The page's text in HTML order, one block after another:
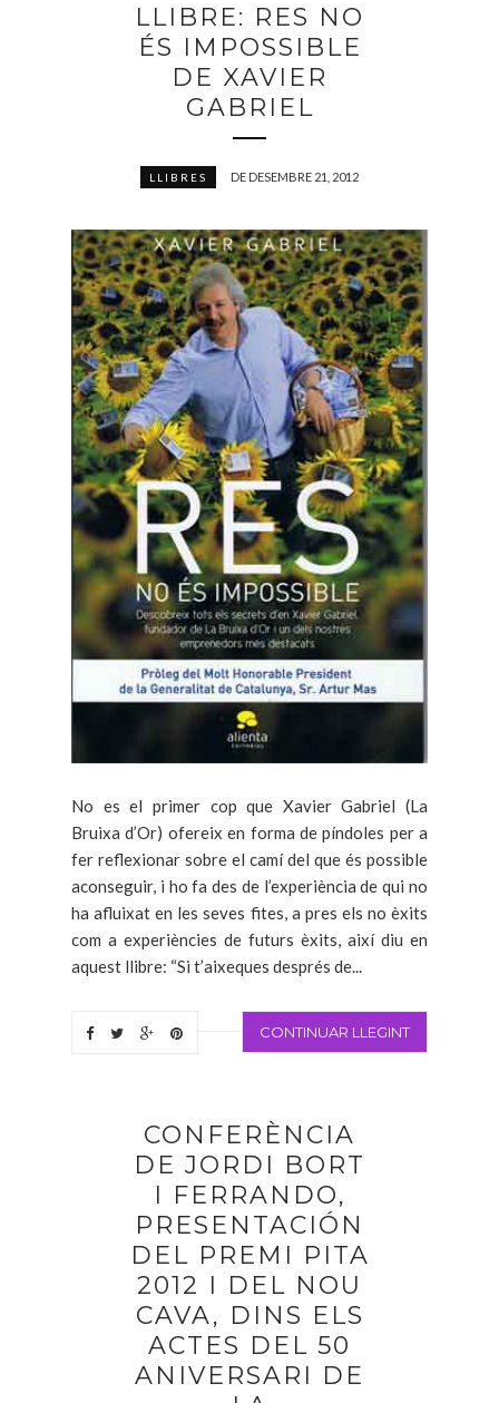
LLIBRE: RES NO
ÉS IMPOSSIBLE
DE XAVIER
GABRIEL
LLIBRES DE DESEMBRE 21, 2012
No es el primer cop que Xavier Gabriel (La
Bruixa d’Or) ofereix en forma de píndoles per a
fer reflexionar sobre el camí del que és possible
aconseguir, i ho fa des de l’experiència de qui no
ha afluixat en les seves fites, a pres els no èxits
com a experiències de futurs èxits, així diu en
aquest llibre: “Si t’aixeques després de...
CONTINUAR LLEGINT
CONFERÈNCIA
DE JORDI BORT
I FERRANDO,
PRESENTACIÓN
DEL PREMI PITA
2012 I DEL NOU
CAVA, DINS ELS
ACTES DEL 50
ANIVERSARI DE